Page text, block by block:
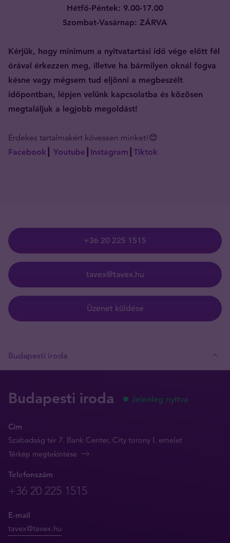
Hétfő-Péntek: 9.00-17.00
Szombat-Vasárnap: ZÁRVA
Kérjük, hogy minimum a nyitvatartási idő vége előtt fél
órával érkezzen meg, illetve ha bármilyen oknál fogva
késne vagy mégsem tud eljönni a megbeszélt
időpontban, lépjen velünk kapcsolatba és közösen
megtaláljuk a legjobb megoldást!
Érdekes tartalmakért kövessen minket!😊
Facebook
Youtube Instagram Tiktok
+36 20 225 1515
tavex@tavex.hu
Üzenet küldése
Budapesti iroda
Budapesti iroda Jelenleg nyitva
Cím
Szabadság tér 7. Bank Center, City torony I. emelet
Térkép megtekintése
Telefonszám
+36 20 225 1515
E-mail
tavex@tavex.hu